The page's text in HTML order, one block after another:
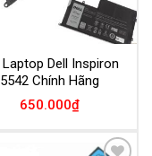
Laptop Dell Inspiron
5542 Chính Hãng
650.000₫